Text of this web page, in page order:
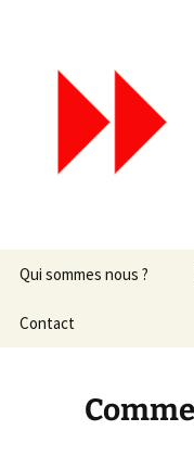
Qui sommes nous ?
Les revues de presse
Les projets
Contact